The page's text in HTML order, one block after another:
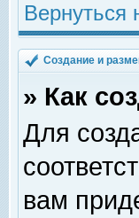
Вернуться
Создание и
» Как
Для
вам